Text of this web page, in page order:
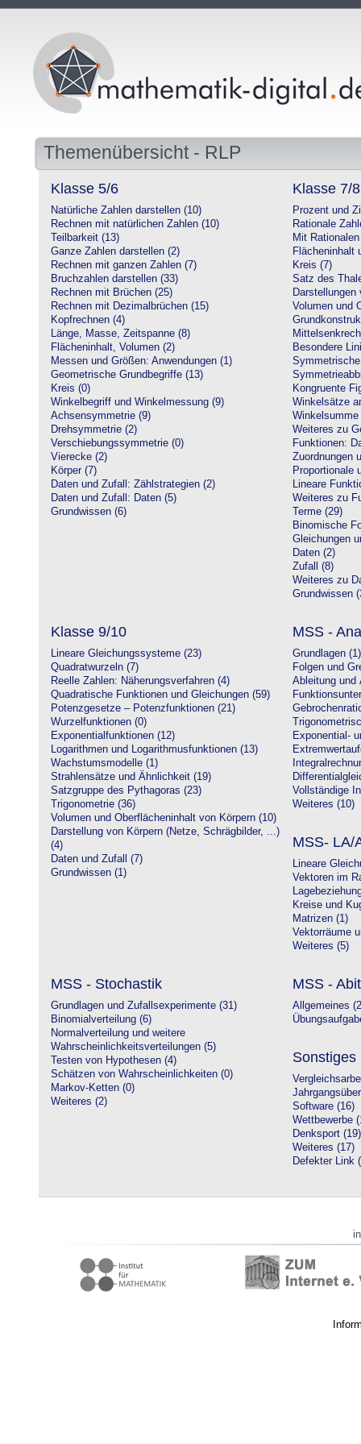
Themenübersicht - RLP
Klasse 5/6
Natürliche Zahlen darstellen (10)
Rechnen mit natürlichen Zahlen (10)
Teilbarkeit (13)
Ganze Zahlen darstellen (2)
Rechnen mit ganzen Zahlen (7)
Bruchzahlen darstellen (33)
Rechnen mit Brüchen (25)
Rechnen mit Dezimalbrüchen (15)
Kopfrechnen (4)
Länge, Masse, Zeitspanne (8)
Flächeninhalt, Volumen (2)
Messen und Größen: Anwendungen (1)
Geometrische Grundbegriffe (13)
Kreis (0)
Winkelbegriff und Winkelmessung (9)
Achsensymmetrie (9)
Drehsymmetrie (2)
Verschiebungssymmetrie (0)
Vierecke (2)
Körper (7)
Daten und Zufall: Zählstrategien (2)
Daten und Zufall: Daten (5)
Grundwissen (6)
Klasse 7/8
Prozent und
Rationale
Mit
Flächeninhalt
Kreis (7)
Satz des
Darstellungen
Volumen und
Besondere
Kongruente
Winkelsätze
Weiteres zu
Funktionen:
Zuordnungen
Proportionale
Lineare
Weiteres zu
Terme (29)
Binomische
Gleichungen
Daten (2)
Zufall (8)
Weiteres zu
Grundwissen
Klasse 9/10
Lineare Gleichungssysteme (23)
Quadratwurzeln (7)
Reelle Zahlen: Näherungsverfahren (4)
Quadratische Funktionen und Gleichungen (59)
Potenzgesetze – Potenzfunktionen (21)
Wurzelfunktionen (0)
Exponentialfunktionen (12)
Logarithmen und Logarithmusfunktionen (13)
Wachstumsmodelle (1)
Strahlensätze und Ähnlichkeit (19)
Satzgruppe des Pythagoras (23)
Trigonometrie (36)
Volumen und Oberflächeninhalt von Körpern (10)
Darstellung von Körpern (Netze, Schrägbilder, ...)
(4)
Daten und Zufall (7)
Grundwissen (1)
MSS -
Grundlagen (1)
Folgen und
Ableitung und
Exponential-
Vollständige
Weiteres (10)
MSS- LA/
Lineare
Vektoren im
Kreise und
Matrizen (1)
Vektorräume
Weiteres (5)
MSS - Stochastik
Grundlagen und Zufallsexperimente (31)
Binomialverteilung (6)
Normalverteilung und weitere
Wahrscheinlichkeitsverteilungen (5)
Testen von Hypothesen (4)
Schätzen von Wahrscheinlichkeiten (0)
Markov-Ketten (0)
Weiteres (2)
MSS -
Allgemeines
Sonstiges
Software (16)
Wettbewerbe
Denksport (19)
Weiteres (17)
Defekter Link